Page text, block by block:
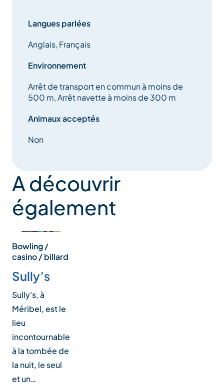
Langues parlées
Anglais, Français
Environnement
Arrêt de transport en commun à moins de
500 m, Arrêt navette à moins de 300 m
Animaux acceptés
Non
A découvrir
également
Bowling /
casino / billard
Sully’s
Sully's, à
Méribel, est le
lieu
incontournable
à la tombée de
la nuit, le seul
et un…